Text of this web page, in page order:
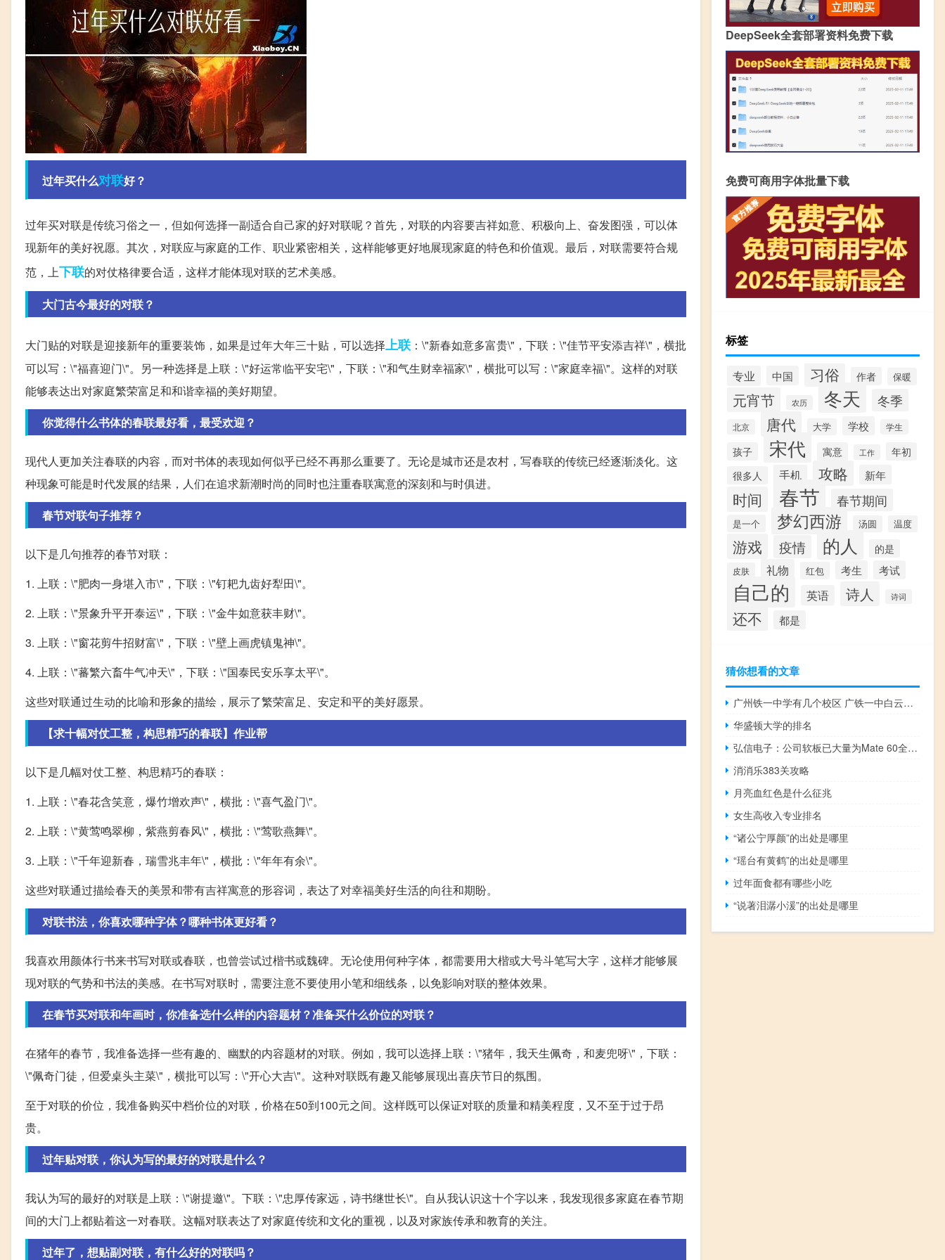
过年买什么对联好？
过年买对联是传统习俗之一，但如何选择一副适合自己家的好对联呢？首先，对联的内容要吉祥如意、积极向上、奋发图强，可以体
现新年的美好祝愿。其次，对联应与家庭的工作、职业紧密相关，这样能够更好地展现家庭的特色和价值观。最后，对联需要符合规
范，上下联的对仗格律要合适，这样才能体现对联的艺术美感。
大门古今最好的对联？
大门贴的对联是迎接新年的重要装饰，如果是过年大年三十贴，可以选择上联 ：\"新春如意多富贵\"，下联：\"佳节平安添吉祥\"，横批
可以写：\"福喜迎门\"。另一种选择是上联：\"好运常临平安宅\"，下联：\"和气生财幸福家\"，横批可以写：\"家庭幸福\"。这样的对联
能够表达出对家庭繁荣富足和和谐幸福的美好期望。
你觉得什么书体的春联最好看，最受欢迎？
现代人更加关注春联的内容，而对书体的表现如何似乎已经不再那么重要了。无论是城市还是农村，写春联的传统已经逐渐淡化。这
种现象可能是时代发展的结果，人们在追求新潮时尚的同时也注重春联寓意的深刻和与时俱进。
春节对联句子推荐？
以下是几句推荐的春节对联：
1. 上联：\"肥肉一身堪入市\"，下联：\"钉耙九齿好犁田\"。
2. 上联：\"景象升平开泰运\"，下联：\"金牛如意获丰财\"。
3. 上联：\"窗花剪牛招财富\"，下联：\"壁上画虎镇鬼神\"。
4. 上联：\"蕃繁六畜牛气冲天\"，下联：\"国泰民安乐享太平\"。
这些对联通过生动的比喻和形象的描绘，展示了繁荣富足、安定和平的美好愿景。
【求十幅对仗工整，构思精巧的春联】作业帮
以下是几幅对仗工整、构思精巧的春联：
1. 上联：\"春花含笑意，爆竹增欢声\"，横批：\"喜气盈门\"。
2. 上联：\"黄莺鸣翠柳，紫燕剪春风\"，横批：\"莺歌燕舞\"。
3. 上联：\"千年迎新春，瑞雪兆丰年\"，横批：\"年年有余\"。
这些对联通过描绘春天的美景和带有吉祥寓意的形容词，表达了对幸福美好生活的向往和期盼。
对联书法，你喜欢哪种字体？哪种书体更好看？
我喜欢用颜体行书来书写对联或春联，也曾尝试过楷书或魏碑。无论使用何种字体，都需要用大楷或大号斗笔写大字，这样才能够展
现对联的气势和书法的美感。在书写对联时，需要注意不要使用小笔和细线条，以免影响对联的整体效果。
在春节买对联和年画时，你准备选什么样的内容题材？准备买什么价位的对联？
在猪年的春节，我准备选择一些有趣的、幽默的内容题材的对联。例如，我可以选择上联：\"猪年，我天生佩奇，和麦兜呀\"，下联：
\"佩奇门徒，但爱桌头主菜\"，横批可以写：\"开心大吉\"。这种对联既有趣又能够展现出喜庆节日的氛围。
至于对联的价位，我准备购买中档价位的对联，价格在50到100元之间。这样既可以保证对联的质量和精美程度，又不至于过于昂
贵。
过年贴对联，你认为写的最好的对联是什么？
我认为写的最好的对联是上联：\"谢提邀\"。下联：\"忠厚传家远，诗书继世长\"。自从我认识这十个字以来，我发现很多家庭在春节期
间的大门上都贴着这一对春联。这幅对联表达了对家庭传统和文化的重视，以及对家族传承和教育的关注。
过年了，想贴副对联，有什么好的对联吗？
DeepSeek全套部署资料免费下载
免费可商用字体批量下载
标签
专业 中国 习俗 作者 保暖
元宵节 农历 冬天 冬季
北京 唐代 大学 学校 学生
孩子 宋代 寓意 工作
年初
很多人
手机 攻略 新年
时间 春节 春节期间
是一个 梦幻西游 汤圆 温度
游戏 疫情 的人 的是
皮肤 礼物 红包 考生 考试
自己的 英语 诗人 诗词
还不 都是
猜你想看的文章
广州铁一中学有几个校区 广铁一中白云校区好不好
华盛顿大学的排名
弘信电子：公司软板已大量为Mate 60全系列手机配套
消消乐383关攻略
月亮血红色是什么征兆
女生高收入专业排名
“诸公宁厚颜”的出处是哪里
“瑶台有黄鹤”的出处是哪里
过年面食都有哪些小吃
“说著泪潺小湲”的出处是哪里